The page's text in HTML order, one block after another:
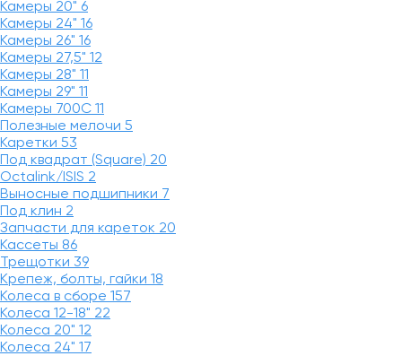
Камеры 20" 6
Камеры 24" 16
Камеры 26" 16
Камеры 27,5" 12
Камеры 28" 11
Камеры 29" 11
Камеры 700C 11
Полезные мелочи 5
Каретки 53
Под квадрат (Square) 20
Octalink/ISIS 2
Выносные подшипники 7
Под клин 2
Запчасти для кареток 20
Кассеты 86
Трещотки 39
Крепеж, болты, гайки 18
Колеса в сборе 157
Колеса 12-18" 22
Колеса 20" 12
Колеса 24" 17